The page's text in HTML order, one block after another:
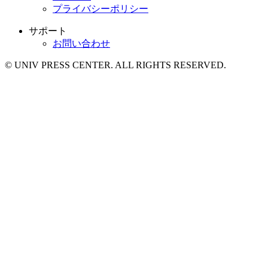
プライバシーポリシー
サポート
お問い合わせ
© UNIV PRESS CENTER. ALL RIGHTS RESERVED.